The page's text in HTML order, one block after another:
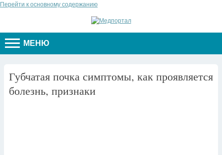
Перейти к основному содержанию
МЕНЮ
Губчатая почка симптомы, как проявляется
болезнь, признаки